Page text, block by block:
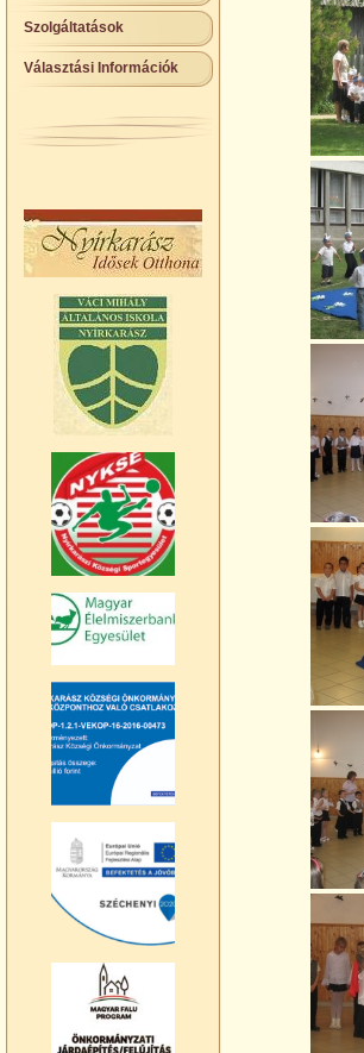
Szolgáltatások
Választási Információk